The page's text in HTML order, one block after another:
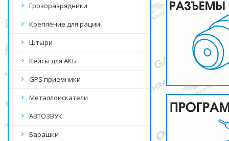
Грозоразрядники
Крепление для рации
Штыри
Кейсы для АКБ
GPS приемники
Металлоискатели
АВТОЗВУК
Барашки